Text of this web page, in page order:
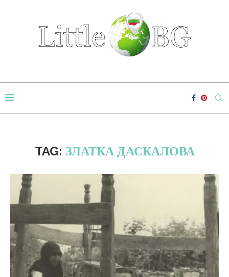
TAG: ЗЛАТКА ДАСКАЛОВА